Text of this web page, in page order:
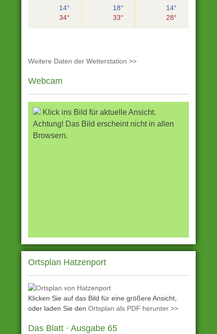
14°
34°
18°
33°
14°
28°
Weitere Daten der Wetterstation >>
Webcam
Klick ins Bild für aktuelle Ansicht.
Achtung! Das Bild erscheint nicht in allen
Browsern.
Ortsplan Hatzenport
Klicken Sie auf das Bild für eine größere Ansicht,
oder laden Sie den Ortsplan als PDF herunter >>
Das Blatt · Ausgabe 65